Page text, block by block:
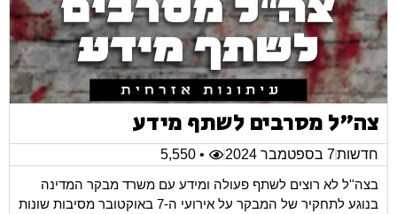
צה"ל מסרבים לשתף מידע
חדשות7 בספטמבר 2024
• 5,550
בצה''ל לא רוצים לשתף פעולה ומידע עם משרד מבקר המדינה
בנוגע לתחקיר של המבקר על אירועי ה-7 באוקטובר מסיבות שונות